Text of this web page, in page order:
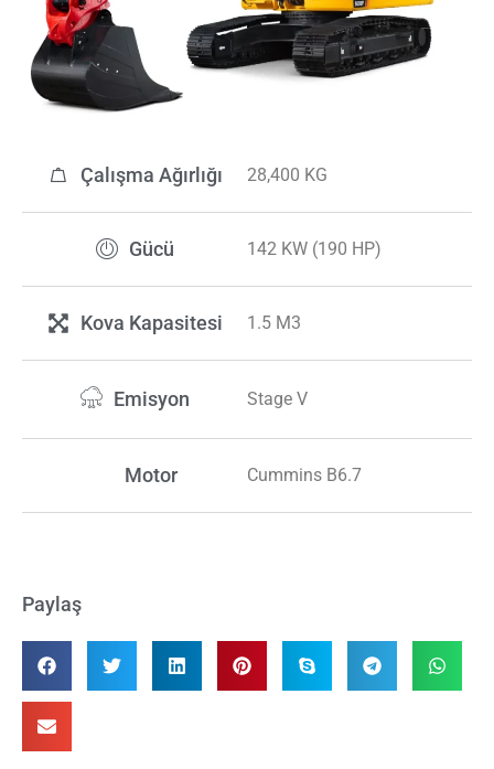
Çalışma Ağırlığı 28,400 KG
Gücü 142 KW (190 HP)
Kova Kapasitesi 1.5 M3
Emisyon Stage V
Motor Cummins B6.7
Paylaş